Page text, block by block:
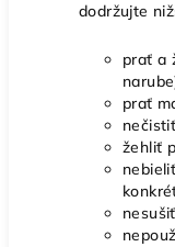
dodržujte
prať a
prať
žehliť